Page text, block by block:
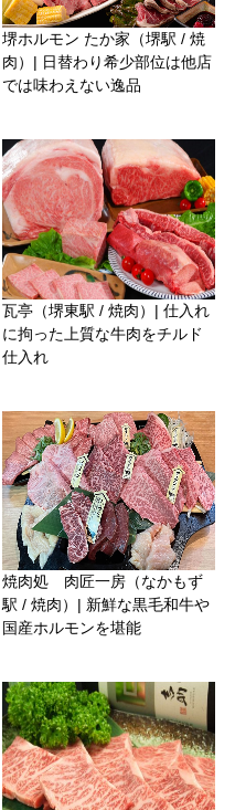
堺ホルモン たか家（堺駅 / 焼
肉）| 日替わり希少部位は他店
では味わえない逸品
瓦亭（堺東駅 / 焼肉）| 仕入れ
に拘った上質な牛肉をチルド
仕入れ
焼肉処 肉匠一房（なかもず
駅 / 焼肉）| 新鮮な黒毛和牛や
国産ホルモンを堪能